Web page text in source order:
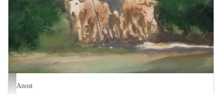
Maison des Galvachers Anost - A Millot Pnr Morvan
Anost